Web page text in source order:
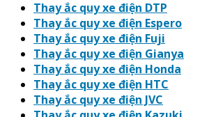
Thay ắc quy xe điện DTP
Thay ắc quy xe điện Espero
Thay ắc quy xe điện Fuji
Thay ắc quy xe điện Gianya
Thay ắc quy xe điện Honda
Thay ắc quy xe điện HTC
Thay ắc quy xe điện JVC